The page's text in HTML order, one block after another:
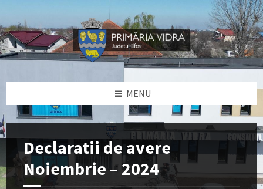
content
left
sidebar
right
sidebar
footer
MENU
Declaratii de avere
Noiembrie – 2024